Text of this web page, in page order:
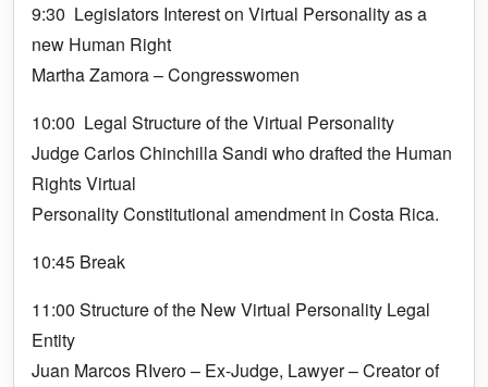
9:30 Legislators Interest on Virtual Personality as a
new Human Right
Martha Zamora – Congresswomen
10:00 Legal Structure of the Virtual Personality
Judge Carlos Chinchilla Sandi who drafted the Human
Rights Virtual
Personality Constitutional amendment in Costa Rica.
10:45 Break
11:00 Structure of the New Virtual Personality Legal
Entity
Juan Marcos RIvero – Ex-Judge, Lawyer – Creator of